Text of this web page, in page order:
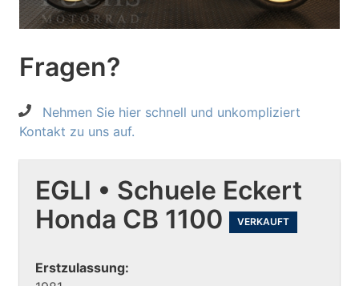
Fragen?
Nehmen Sie hier schnell und unkompliziert
Kontakt zu uns auf.
EGLI • Schuele Eckert
Honda CB 1100
VERKAUFT
Erstzulassung: